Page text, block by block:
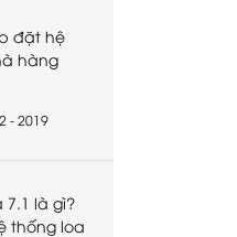
đặt hệ
hàng
- 2019
7.1 là gì?
thống loa